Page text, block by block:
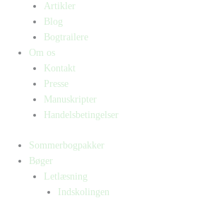
Artikler
Blog
Bogtrailere
Om os
Kontakt
Presse
Manuskripter
Handelsbetingelser
Sommerbogpakker
Bøger
Letlæsning
Indskolingen